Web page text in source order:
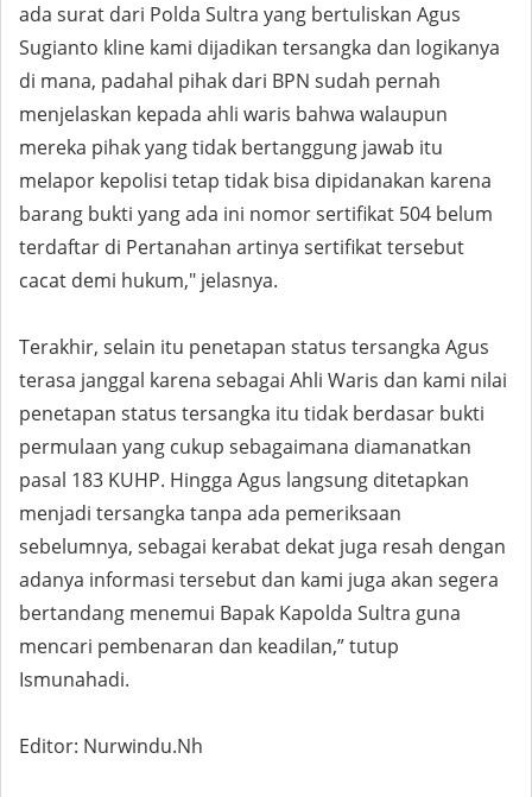
ada surat dari Polda Sultra yang bertuliskan Agus
Sugianto kline kami dijadikan tersangka dan logikanya
di mana, padahal pihak dari BPN sudah pernah
menjelaskan kepada ahli waris bahwa walaupun
mereka pihak yang tidak bertanggung jawab itu
melapor kepolisi tetap tidak bisa dipidanakan karena
barang bukti yang ada ini nomor sertifikat 504 belum
terdaftar di Pertanahan artinya sertifikat tersebut
cacat demi hukum," jelasnya.
Terakhir, selain itu penetapan status tersangka Agus
terasa janggal karena sebagai Ahli Waris dan kami nilai
penetapan status tersangka itu tidak berdasar bukti
permulaan yang cukup sebagaimana diamanatkan
pasal 183 KUHP. Hingga Agus langsung ditetapkan
menjadi tersangka tanpa ada pemeriksaan
sebelumnya, sebagai kerabat dekat juga resah dengan
adanya informasi tersebut dan kami juga akan segera
bertandang menemui Bapak Kapolda Sultra guna
mencari pembenaran dan keadilan,” tutup
Ismunahadi.
Editor: Nurwindu.Nh